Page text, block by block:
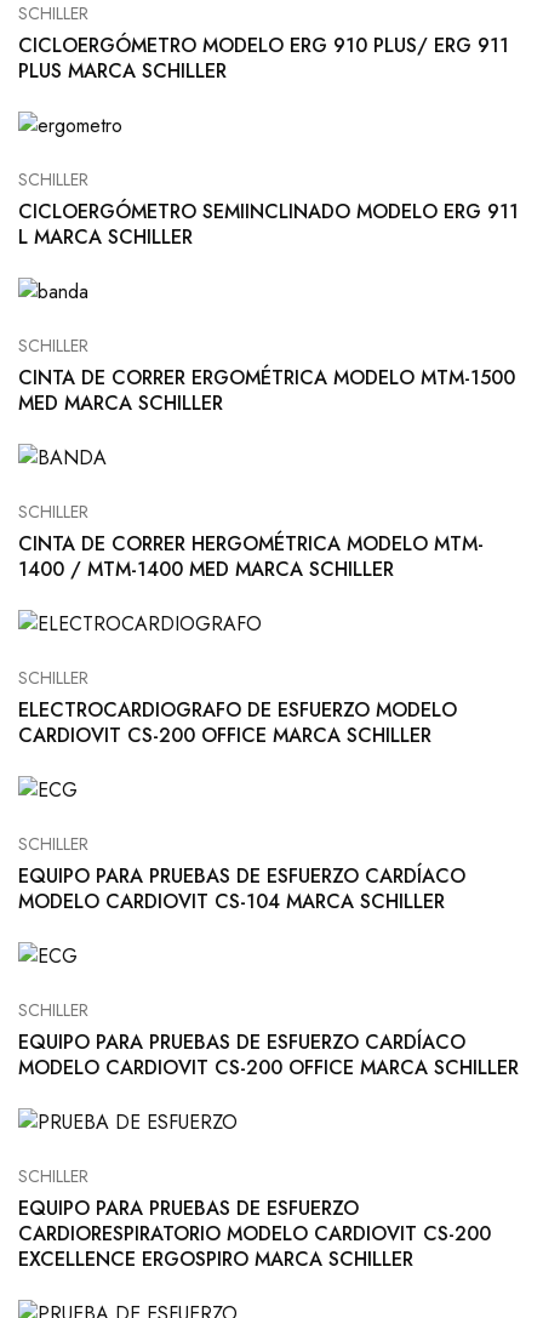
SCHILLER
CICLOERGÓMETRO MODELO ERG 910 PLUS/ ERG 911
PLUS MARCA SCHILLER
SCHILLER
CICLOERGÓMETRO SEMIINCLINADO MODELO ERG 911
L MARCA SCHILLER
SCHILLER
CINTA DE CORRER ERGOMÉTRICA MODELO MTM-1500
MED MARCA SCHILLER
SCHILLER
CINTA DE CORRER HERGOMÉTRICA MODELO MTM-
1400 / MTM-1400 MED MARCA SCHILLER
SCHILLER
ELECTROCARDIOGRAFO DE ESFUERZO MODELO
CARDIOVIT CS-200 OFFICE MARCA SCHILLER
SCHILLER
EQUIPO PARA PRUEBAS DE ESFUERZO CARDÍACO
MODELO CARDIOVIT CS-104 MARCA SCHILLER
SCHILLER
EQUIPO PARA PRUEBAS DE ESFUERZO CARDÍACO
MODELO CARDIOVIT CS-200 OFFICE MARCA SCHILLER
SCHILLER
EQUIPO PARA PRUEBAS DE ESFUERZO
CARDIORESPIRATORIO MODELO CARDIOVIT CS-200
EXCELLENCE ERGOSPIRO MARCA SCHILLER